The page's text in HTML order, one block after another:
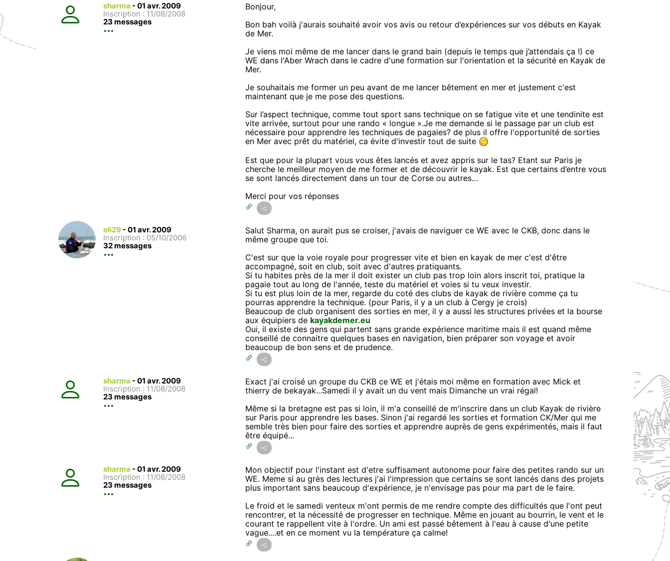
sharma - 01 avr. 2009
Inscription : 11/08/2008
23 messages
Bonjour,
Bon bah voilà j'aurais souhaité avoir vos avis ou retour d’expériences sur vos débuts en Kayak
de Mer.
Je viens moi même de me lancer dans le grand bain (depuis le temps que j’attendais ça !) ce
WE dans l'Aber Wrach dans le cadre d'une formation sur l'orientation et la sécurité en Kayak de
Mer.
Je souhaitais me former un peu avant de me lancer bêtement en mer et justement c'est
maintenant que je me pose des questions.
Sur l’aspect technique, comme tout sport sans technique on se fatigue vite et une tendinite est
vite arrivée, surtout pour une rando « longue ».Je me demande si le passage par un club est
nécessaire pour apprendre les techniques de pagaies? de plus il offre l'opportunité de sorties
en Mer avec prêt du matériel, ca évite d'investir tout de suite
Est que pour la plupart vous vous êtes lancés et avez appris sur le tas? Etant sur Paris je
cherche le meilleur moyen de me former et de découvrir le kayak. Est que certains d’entre vous
se sont lancés directement dans un tour de Corse ou autres…
Merci pour vos réponses
oli29 - 01 avr. 2009
Inscription : 05/10/2006
32 messages
Salut Sharma, on aurait pus se croiser, j'avais de naviguer ce WE avec le CKB, donc dans le
même groupe que toi.
C'est sur que la voie royale pour progresser vite et bien en kayak de mer c'est d'être
accompagné, soit en club, soit avec d'autres pratiquants.
Si tu habites près de la mer il doit exister un club pas trop loin alors inscrit toi, pratique la
pagaie tout au long de l'année, teste du matériel et voies si tu veux investir.
Si tu est plus loin de la mer, regarde du coté des clubs de kayak de rivière comme ça tu
pourras apprendre la technique. (pour Paris, il y a un club à Cergy je crois)
Beaucoup de club organisent des sorties en mer, il y a aussi les structures privées et la bourse
aux équipiers de kayakdemer.eu
Oui, il existe des gens qui partent sans grande expérience maritime mais il est quand même
conseillé de connaitre quelques bases en navigation, bien préparer son voyage et avoir
beaucoup de bon sens et de prudence.
sharma - 01 avr. 2009
Inscription : 11/08/2008
23 messages
Exact j'ai croisé un groupe du CKB ce WE et j'étais moi même en formation avec Mick et
thierry de bekayak...Samedi il y avait un du vent mais Dimanche un vrai régal!
Même si la bretagne est pas si loin, il m'a conseillé de m'inscrire dans un club Kayak de rivière
sur Paris pour apprendre les bases. Sinon j'ai regardé les sorties et formation CK/Mer qui me
semble très bien pour faire des sorties et apprendre auprès de gens expérimentés, mais il faut
être équipé...
sharma - 01 avr. 2009
Inscription : 11/08/2008
23 messages
Mon objectif pour l'instant est d'etre suffisament autonome pour faire des petites rando sur un
WE. Meme si au grès des lectures j'ai l'impression que certains se sont lancés dans des projets
plus important sans beaucoup d'expérience, je n'envisage pas pour ma part de le faire.
Le froid et le samedi venteux m'ont permis de me rendre compte des difficultés que l'ont peut
rencontrer, et la nécessité de progresser en technique. Même en jouant au bourrin, le vent et le
courant te rappellent vite à l'ordre. Un ami est passé bêtement à l'eau à cause d'une petite
vague....et en ce moment vu la température ça calme!